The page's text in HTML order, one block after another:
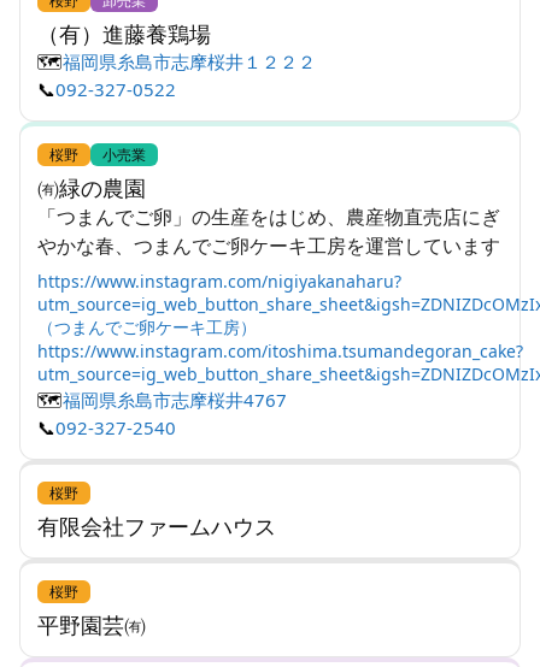
（有）進藤養鶏場
🗺️福岡県糸島市志摩桜井１２２２
📞092-327-0522
桜野 小売業
㈲緑の農園
「つまんでご卵」の生産をはじめ、農産物直売店にぎ
やかな春、つまんでご卵ケーキ工房を運営しています
https://www.instagram.com/nigiyakanaharu?
（つまんでご卵ケーキ工房）
https://www.instagram.com/itoshima.tsumandegoran_cake?
🗺️福岡県糸島市志摩桜井4767
📞092-327-2540
桜野
有限会社ファームハウス
桜野
平野園芸㈲